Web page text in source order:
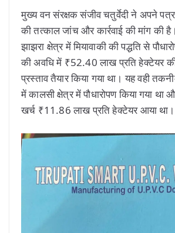
मुख्य वन संरक्षक संजीव चतुर्वेदी ने अपने
की तत्काल जांच और कार्रवाई की मांग की
झाझरा क्षेत्र में मियावाकी की पद्धति से
की अवधि में ₹52.40 लाख प्रति हेक्टेयर
प्रस्ताव तैयार किया गया था। यह वही
में कालसी क्षेत्र में पौधारोपण किया गया
खर्च ₹11.86 लाख प्रति हेक्टेयर आया था।